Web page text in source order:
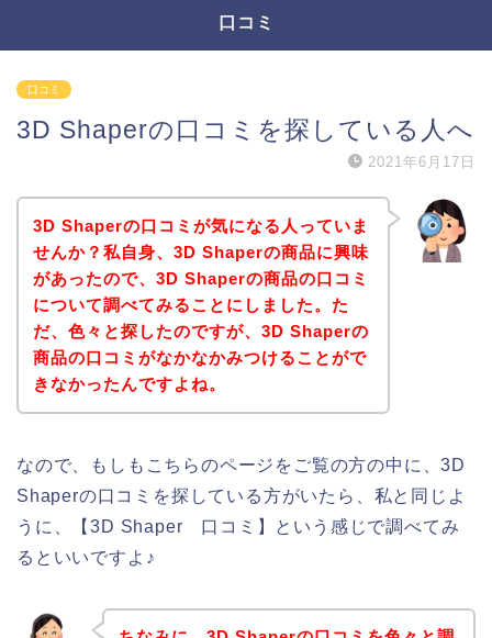
口コミ
口コミ
3D Shaperの口コミを探している人へ
2021年6月17日
3D Shaperの口コミが気になる人っていま
せんか？私自身、3D Shaperの商品に興味
があったので、3D Shaperの商品の口コミ
について調べてみることにしました。た
だ、色々と探したのですが、3D Shaperの
商品の口コミがなかなかみつけることがで
きなかったんですよね。
なので、もしもこちらのページをご覧の方の中に、3D
Shaperの口コミを探している方がいたら、私と同じよ
うに、【3D Shaper 口コミ】という感じで調べてみ
るといいですよ♪